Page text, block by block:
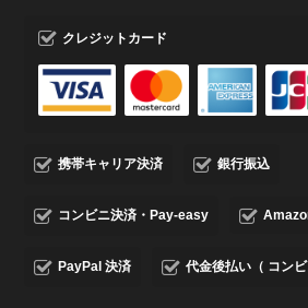
クレジットカード
携帯キャリア決済 銀行振込
コンビニ決済・Pay-easy
PayPal 決済 代金後払い（ コンビ